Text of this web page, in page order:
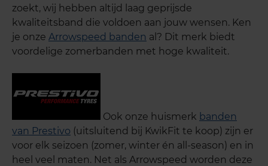
zoekt, wij hebben altijd laag geprijsde
kwaliteitsband die voldoen aan jouw wensen. Ken
je onze Arrowspeed banden al? Dit merk biedt
voordelige zomerbanden met hoge kwaliteit.
Ook onze huismerk banden
van Prestivo (uitsluitend bij KwikFit te koop) zijn er
voor elk seizoen (zomer, winter én all-season) en in
heel veel maten. Net als Arrowspeed worden deze